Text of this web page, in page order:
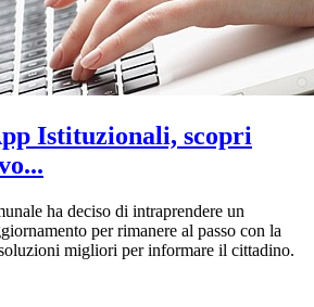
Istituzionali, scopri
ha deciso di intraprendere un
per rimanere al passo con la
migliori per informare il cittadino.